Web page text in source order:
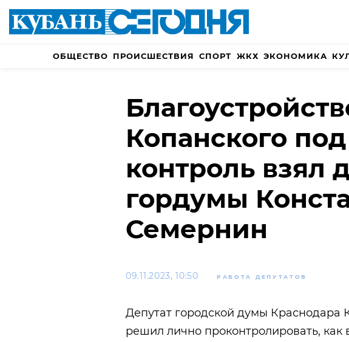
ОБЩЕСТВО ПРОИСШЕСТВИЯ СПОРТ ЖКХ ЭКОНОМИКА
Копанского
контроль взял
гордумы
Семернин
09.11.2023, 10:50 РАБОТА ДЕПУТАТОВ
Депутат городской думы Краснодара
решил лично проконтролировать, как